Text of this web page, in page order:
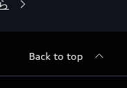
Back to top